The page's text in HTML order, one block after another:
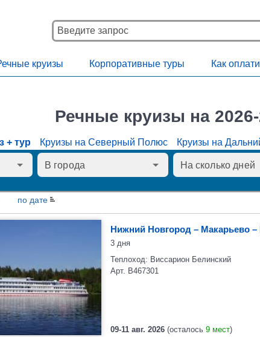
круизы Корпоративные туры Как
Речные круизы на
+ тур Круизы на Северный Полюс Круизы на
по дате
Нижний Новгород – Макарьево –
3 дня
Теплоход: Виссарион Белинский
09-11 авг. 2026 (осталось 9 мест)
Арт. В467301